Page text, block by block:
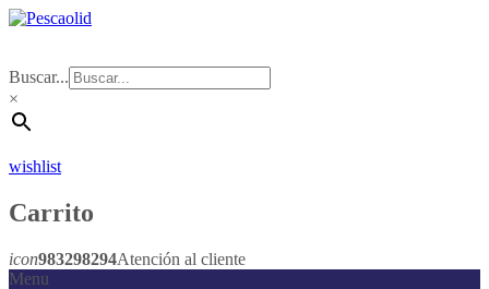
Buscar...
×
wishlist
Carrito
icon983298294Atención al cliente
Menu